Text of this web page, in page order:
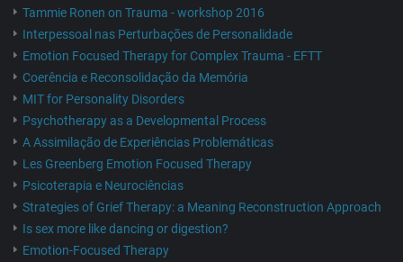
Tammie Ronen on Trauma - workshop 2016
Interpessoal nas Perturbações de Personalidade
Emotion Focused Therapy for Complex Trauma - EFTT
Coerência e Reconsolidação da Memória
MIT for Personality Disorders
Psychotherapy as a Developmental Process
A Assimilação de Experiências Problemáticas
Les Greenberg Emotion Focused Therapy
Psicoterapia e Neurociências
Strategies of Grief Therapy: a Meaning Reconstruction Approach
Is sex more like dancing or digestion?
Emotion-Focused Therapy